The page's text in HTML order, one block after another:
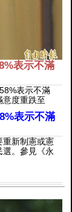
表示不滿
表示不滿
意度重跌至
表示不滿
重新制憲或憲
。參見《永